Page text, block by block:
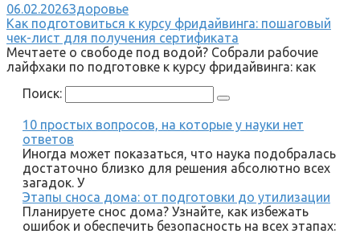
06.02.2026Здоровье
Как подготовиться к курсу фридайвинга: пошаговый
чек-лист для получения сертификата
Мечтаете о свободе под водой? Собрали рабочие
лайфхаки по подготовке к курсу фридайвинга: как
Поиск:
10 простых вопросов, на которые у науки нет
ответов
Иногда может показаться, что наука подобралась
достаточно близко для решения абсолютно всех
загадок. У
Этапы сноса дома: от подготовки до утилизации
Планируете снос дома? Узнайте, как избежать
ошибок и обеспечить безопасность на всех этапах: